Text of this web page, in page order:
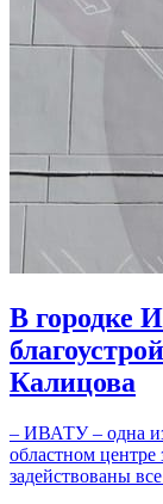
В городке
Калицова
– ИВАТУ – одна
областном центре
задействованы